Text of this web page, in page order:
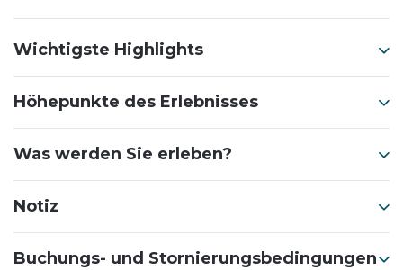
Wichtigste Highlights
Höhepunkte des Erlebnisses
Was werden Sie erleben?
Notiz
Buchungs- und Stornierungsbedingungen